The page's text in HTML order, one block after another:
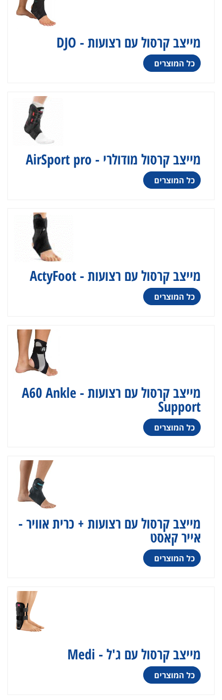
מייצב קרסול עם רצועות - DJO
כל המוצרים
מייצב קרסול מודולרי - AirSport pro
כל המוצרים
מייצב קרסול עם רצועות - ActyFoot
כל המוצרים
מייצב קרסול עם רצועות - A60 Ankle
Support
כל המוצרים
מייצב קרסול עם רצועות + כרית אוויר -
אייר קאסט
כל המוצרים
מייצב קרסול עם ג'ל - Medi
כל המוצרים